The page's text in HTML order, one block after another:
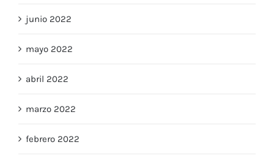
junio 2022
mayo 2022
abril 2022
marzo 2022
febrero 2022